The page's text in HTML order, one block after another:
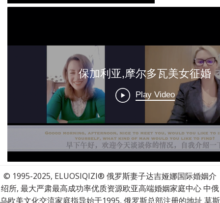
© 1995-2025, ELUOSIQIZI® 俄罗斯妻子达吉娅娜国际婚姻介
绍所, 最大严肃最高成功率优质资源欧亚高端婚姻家庭中心 中俄
乌欧美文化交流家庭指导始于1995, 俄罗斯总部注册的地址 莫斯